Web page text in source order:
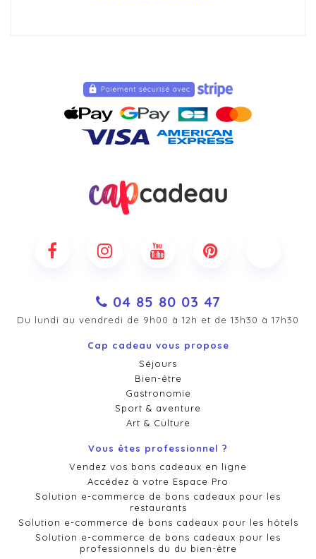
04 85 80 03 47
Du lundi au vendredi de 9h00 à 12h et de 13h30 à 17h30
Cap cadeau vous propose
Séjours
Bien-être
Gastronomie
Sport & aventure
Art & Culture
Vous êtes professionnel ?
Vendez vos bons cadeaux en ligne
Accédez à votre Espace Pro
Solution e-commerce de bons cadeaux pour les
restaurants
Solution e-commerce de bons cadeaux pour les hôtels
Solution e-commerce de bons cadeaux pour les
professionnels du du bien-être